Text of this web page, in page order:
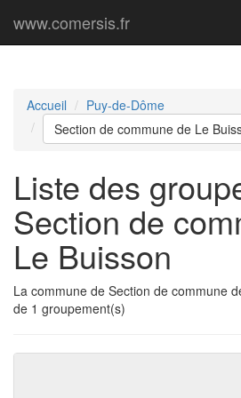
www.comersis.fr
Accueil
Puy-de-Dôme
Section de commune de Le
Liste des
Section de
Le Buisson
La commune de Section de commune
de 1 groupement(s)